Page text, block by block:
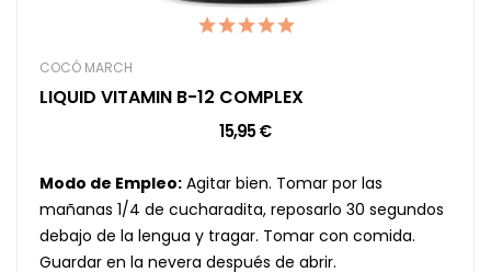
COCÓ MARCH
LIQUID VITAMIN B-12 COMPLEX
15,95 €
Modo de Empleo: Agitar bien. Tomar por las
mañanas 1/4 de cucharadita, reposarlo 30 segundos
debajo de la lengua y tragar. Tomar con comida.
Guardar en la nevera después de abrir.